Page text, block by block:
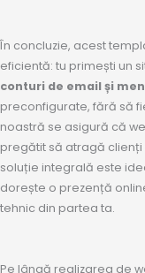
În concluzie, acest
eficientă: tu primești un
conturi de email și
preconfigurate, fără să
noastră se asigură că
pregătit să atragă clienți
soluție integrală este
dorește o prezență
tehnic din partea ta.
Pe lângă realizarea de